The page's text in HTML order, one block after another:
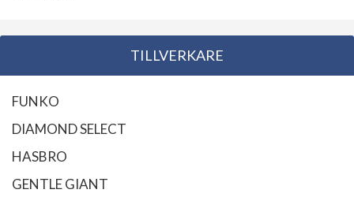
TILLVERKARE
FUNKO
DIAMOND SELECT
HASBRO
GENTLE GIANT